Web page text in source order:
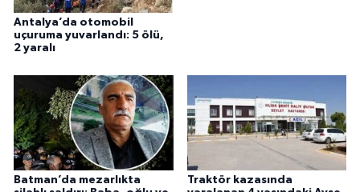
Antalya’da otomobil
uçuruma yuvarlandı: 5 ölü,
2 yaralı
Batman’da mezarlıkta
Traktör kazasında